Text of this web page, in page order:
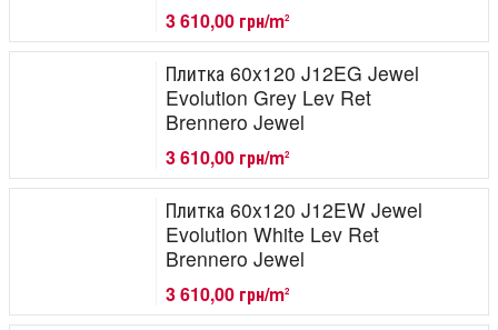
3 610,00 грн/m2
Плитка 60x120 J12EG Jewel
Evolution Grey Lev Ret
Brennero Jewel
3 610,00 грн/m2
Плитка 60x120 J12EW Jewel
Evolution White Lev Ret
Brennero Jewel
3 610,00 грн/m2